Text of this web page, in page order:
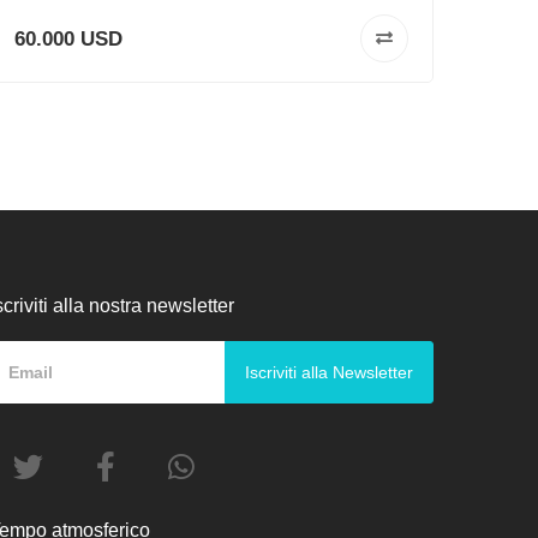
60.000 USD
alla nostra newsletter
Iscriviti alla Newsletter
atmosferico